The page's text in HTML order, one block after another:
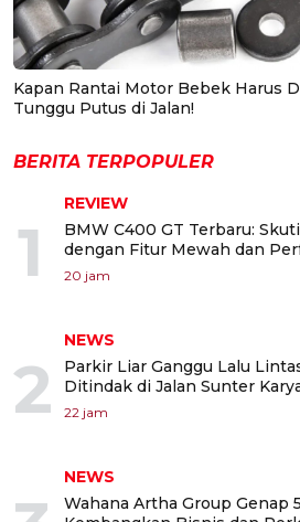
Kapan Rantai Motor Bebek Harus
Tunggu Putus di Jalan!
BERITA TERPOPULER
1
REVIEW
BMW C400 GT Terbaru:
dengan Fitur Mewah dan
20 jam
2
NEWS
Parkir Liar Ganggu Lalu
Ditindak di Jalan Sunter
22 jam
NEWS
Wahana Artha Group Genap